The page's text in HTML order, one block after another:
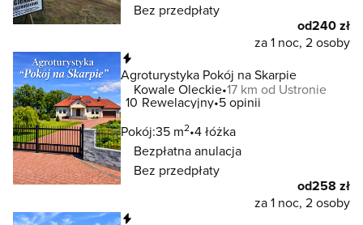
Bez przedpłaty
od240 zł
za 1 noc, 2 osoby
Agroturystyka Pokój na Skarpie
Kowale Oleckie 17 km od Ustronie
10 Rewelacyjny 5 opinii
Pokój:35 m2 4 łóżka
Bezpłatna anulacja
Bez przedpłaty
od258 zł
za 1 noc, 2 osoby